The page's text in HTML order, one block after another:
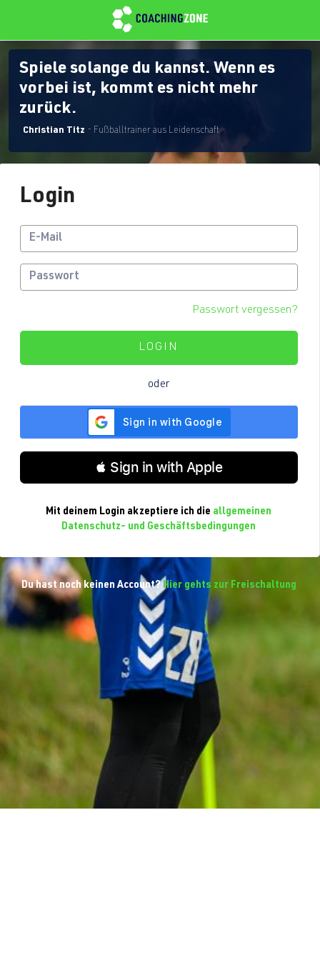
Spiele solange du kannst. Wenn es
vorbei ist, kommt es nicht mehr
zurück.
Christian Titz - Fußballtrainer aus Leidenschaft
Login
Passwort vergessen?
LOGIN
oder
 Sign in with Apple
Mit deinem Login akzeptiere ich die allgemeinen
Datenschutz- und Geschäftsbedingungen
Du hast noch keinen Account? Hier gehts zur Freischaltung